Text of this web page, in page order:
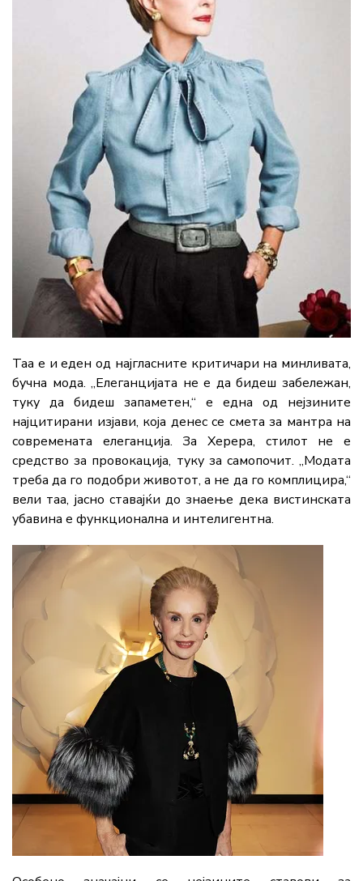
Таа е и еден од најгласните критичари на минливата,
бучна мода. „Елеганцијата не е да бидеш забележан,
туку да бидеш запаметен,“ е една од нејзините
најцитирани изјави, која денес се смета за мантра на
современата елеганција. За Херера, стилот не е
средство за провокација, туку за самопочит. „Модата
треба да го подобри животот, а не да го комплицира,“
вели таа, јасно ставајќи до знаење дека вистинската
убавина е функционална и интелигентна.